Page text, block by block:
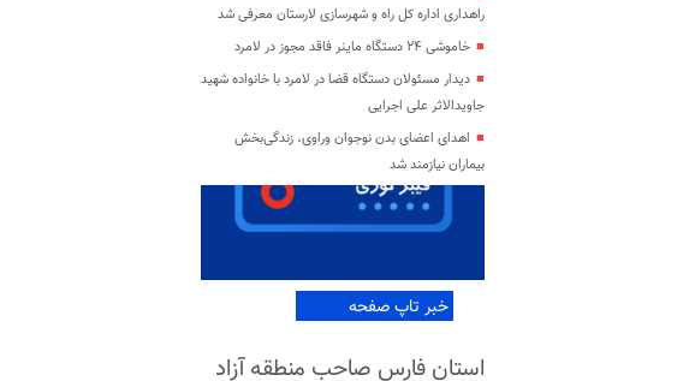
راهداری اداره کل راه و شهرسازی لارستان معرفی شد
خاموشی ۲۴ دستگاه ماینر فاقد مجوز در لامرد
دیدار مسئولان دستگاه قضا در لامرد با خانواده شهید
جاویدالاثر علی اجرایی
اهدای اعضای بدن نوجوان وراوی، زندگی‌بخش
بیماران نیازمند شد
خبر تاپ صفحه
استان فارس صاحب منطقه آزاد